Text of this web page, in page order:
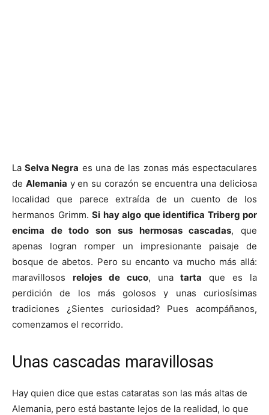
LaSelva Negra es una de las zonas más espectaculares
de Alemania y en su corazón se encuentra una deliciosa
localidad que parece extraída de un cuento de los
hermanos Grimm. Si hay algo que identifica Triberg por
encima de todo son sus hermosas cascadas, que
apenas logran romper un impresionante paisaje de
bosque de abetos. Pero su encanto va mucho más allá:
maravillosos relojes de cuco, unatarta que es la
perdición de los más golosos y unas curiosísimas
tradiciones ¿Sientes curiosidad? Pues acompáñanos,
comenzamos el recorrido.
Unas cascadas maravillosas
Hay quien dice que estas cataratas son las más altas de
Alemania, pero está bastante lejos de la realidad, lo que